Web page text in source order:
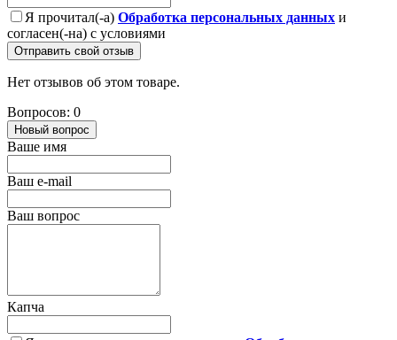
Я прочитал(-а) Обработка персональных данных и
согласен(-на) с условиями
Отправить свой отзыв
Нет отзывов об этом товаре.
Вопросов: 0
Новый вопрос
Ваше имя
Ваш e-mail
Ваш вопрос
Капча